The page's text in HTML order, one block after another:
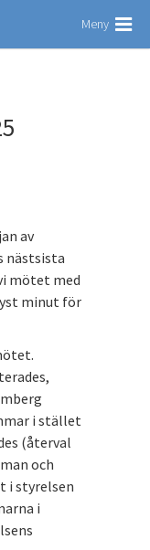
Meny
av
nästsista
mötet med
minut för
i stället
(återval
och
i styrelsen
i